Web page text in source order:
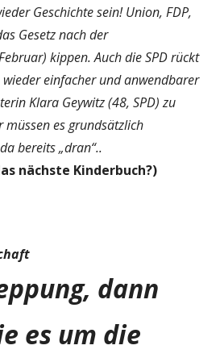
Geschichte sein! Union, FDP,
Gesetz nach der
kippen. Auch die SPD rückt
wieder einfacher und anwendbarer
Klara Geywitz (48, SPD) zu
müssen es grundsätzlich
bereits „dran“..
nächste Kinderbuch?)
dann
es um die